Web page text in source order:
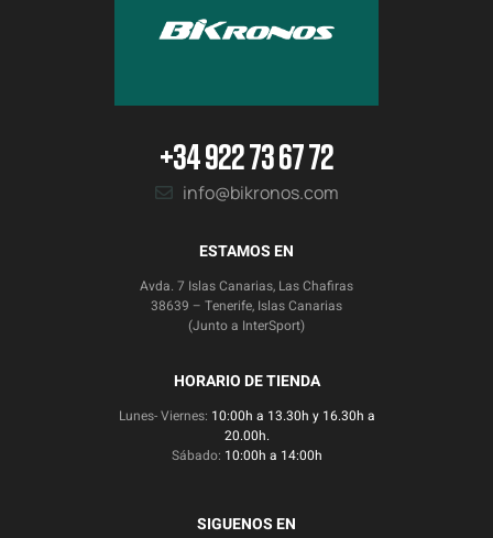
+34 922 73 67 72
info@bikronos.com
ESTAMOS EN
Avda. 7 Islas Canarias, Las Chafiras
38639 – Tenerife, Islas Canarias
(Junto a InterSport)
HORARIO DE TIENDA
Lunes- Viernes: 10:00h a 13.30h y 16.30h a
20.00h.
Sábado: 10:00h a 14:00h
SIGUENOS EN